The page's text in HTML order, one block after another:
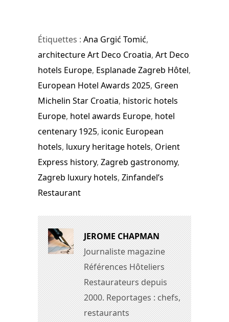
Étiquettes : Ana Grgić Tomić,
architecture Art Deco Croatia, Art Deco
hotels Europe, Esplanade Zagreb Hôtel,
European Hotel Awards 2025, Green
Michelin Star Croatia, historic hotels
Europe, hotel awards Europe, hotel
centenary 1925, iconic European
hotels, luxury heritage hotels, Orient
Express history, Zagreb gastronomy,
Zagreb luxury hotels, Zinfandel’s
Restaurant
JEROME CHAPMAN
Journaliste magazine
Références Hôteliers
Restaurateurs depuis
2000. Reportages : chefs,
restaurants